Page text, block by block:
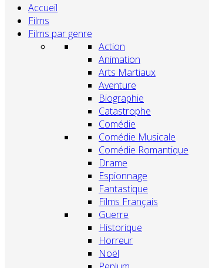
Accueil
Films
Films par genre
Action
Animation
Arts Martiaux
Aventure
Biographie
Catastrophe
Comédie
Comédie Musicale
Comédie Romantique
Drame
Espionnage
Fantastique
Films Français
Guerre
Historique
Horreur
Noël